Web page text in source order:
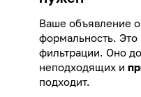
Ваше объявление
формальность. Это
фильтрации. Оно
неподходящих и
подходит.